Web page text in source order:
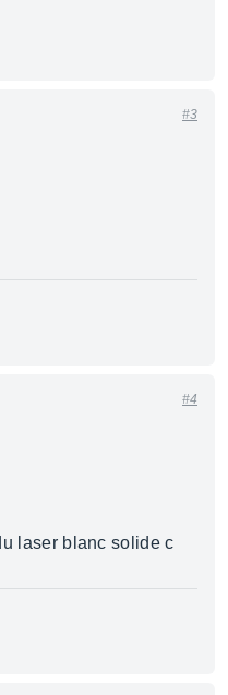
#3
#4
laser blanc solide c